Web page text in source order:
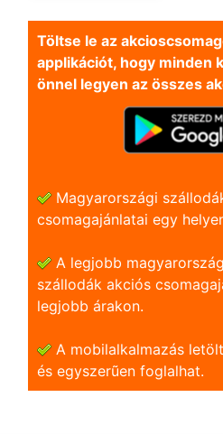
Töltse le az
applikációt, hogy minden
önnel legyen az összes
Magyarországi
csomagajánlatai egy
A legjobb
szállodák akciós
legjobb árakon.
A mobilalkalmazás
és egyszerũen foglalhat.